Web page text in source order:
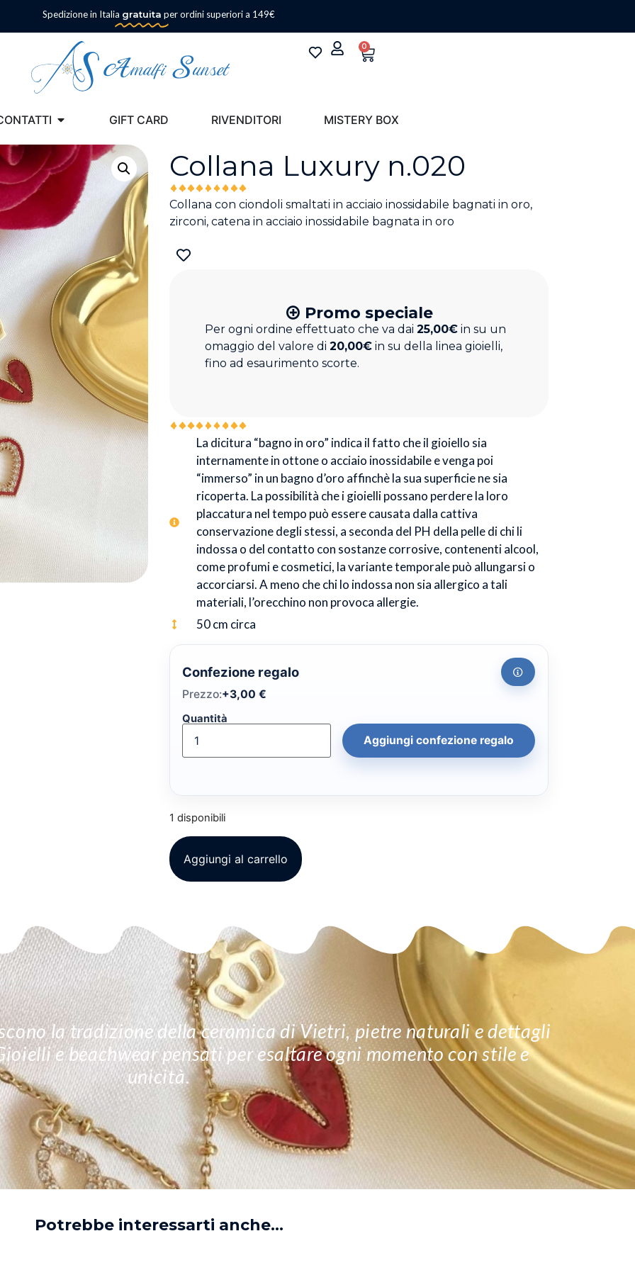
Spedizione in Italia gratuita per ordini superiori a 149€
0
GIFT CARD RIVENDITORI MISTERY BOX
Collana Luxury n.020
Collana con ciondoli smaltati in acciaio inossidabile bagnati in oro,
zirconi, catena in acciaio inossidabile bagnata in oro
Promo speciale
Per ogni ordine effettuato che va dai 25,00€in su un
omaggio del valore di 20,00€in su della linea gioielli,
fino ad esaurimento scorte.
La dicitura “bagno in oro” indica il fatto che il gioiello sia
internamente in ottone o acciaio inossidabile e venga poi
“immerso” in un bagno d’oro affinchè la sua superficie ne sia
ricoperta. La possibilità che i gioielli possano perdere la loro
placcatura nel tempo può essere causata dalla cattiva
conservazione degli stessi, a seconda del PH della pelle di chi li
indossa o del contatto con sostanze corrosive, contenenti alcool,
come profumi e cosmetici, la variante temporale può allungarsi o
accorciarsi. A meno che chi lo indossa non sia allergico a tali
materiali, l’orecchino non provoca allergie.
50 cm circa
Confezione regalo
Prezzo:+3,00€
Quantità
Aggiungi confezione regalo
1 disponibili
Aggiungi al carrello
la tradizione della ceramica di Vietri, pietre naturali e dettagli
e beachwear pensati per esaltare ogni momento con stile e
unicità.
Potrebbe interessarti anche...